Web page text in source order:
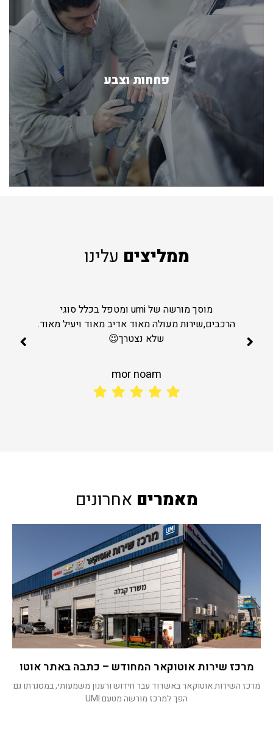
פחחות וצבע
ממליצים עלינו
מוסך מורשה של umi ומטפל בכלל סוגי
הרכבים,שירות מעולה מאוד אדיב מאוד ויעיל מאוד.
שלא נצטרך😉
mor noam
מאמרים אחרונים
מרכז שירות אוטוקאר המחודש – כתבה באתר אוטו
מרכז השירות אוטוקאר באשדוד עבר חידוש ורענון משמעותי, במסגרתו גם
הפך למרכז מורשה מטעם UMI